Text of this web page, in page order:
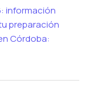
información
preparación
Córdoba: